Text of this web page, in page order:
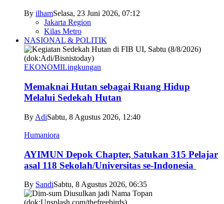
By ilhamSelasa, 23 Juni 2026, 07:12
Jakarta Region
Kilas Metro
NASIONAL & POLITIK
EKONOMILingkungan
Memaknai Hutan sebagai Ruang Hidup
Melalui Sedekah Hutan
By AdiSabtu, 8 Agustus 2026, 12:40
Humaniora
AYIMUN Depok Chapter, Satukan 315 Pelajar
asal 118 Sekolah/Universitas se-Indonesia
By SandiSabtu, 8 Agustus 2026, 06:35